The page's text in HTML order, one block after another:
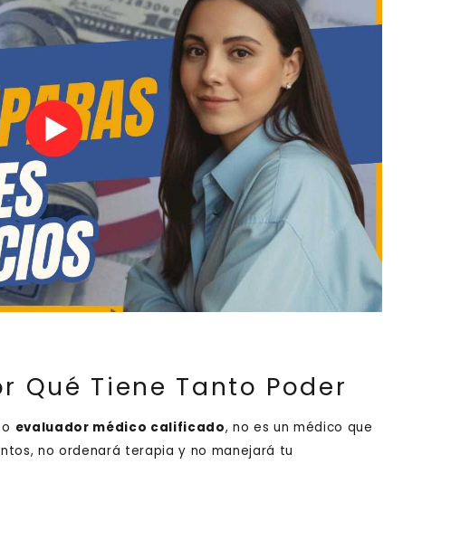
Qué Tiene Tanto Poder
evaluador médico calificado, no es un médico que
no ordenará terapia y no manejará tu